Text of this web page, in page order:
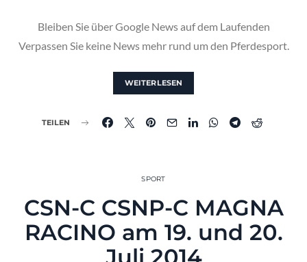
Bleiben Sie über Google News auf dem Laufenden
Verpassen Sie keine News mehr rund um den Pferdesport.
WEITERLESEN
TEILEN
SPORT
CSN-C CSNP-C MAGNA
RACINO am 19. und 20.
Juli 2014